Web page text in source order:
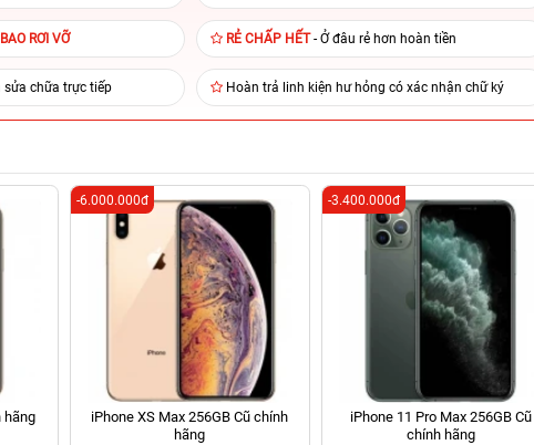
RƠI VỠ RẺ CHẤP HẾT- Ở đâu rẻ hơn hoàn tiền
sửa chữa trực tiếp Hoàn trả linh kiện hư hỏng có xác nhận chữ ký
hãng
iPhone XS Max 256GB Cũ chính
hãng
-6.000.000đ
iPhone 11 Pro Max 256GB Cũ
chính hãng
-3.400.000đ